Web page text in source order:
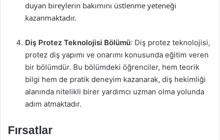
duyan bireylerin bakımını üstlenme yeteneği
kazanmaktadır.
Diş Protez Teknolojisi Bölümü: Diş protez teknolojisi,
protez diş yapımı ve onarımı konusunda eğitim veren
bir bölümdür. Bu bölümdeki öğrenciler, hem teorik
bilgi hem de pratik deneyim kazanarak, diş hekimliği
alanında nitelikli birer yardımcı uzman olma yolunda
adım atmaktadır.
Fırsatlar